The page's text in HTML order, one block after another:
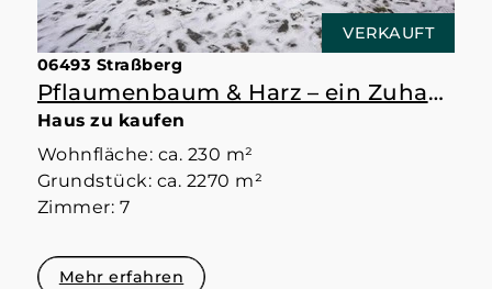
VERKAUFT
06493 Straßberg
Pflaumenbaum & Harz – ein Zuhause mit Raum
Haus zu kaufen
Wohnfläche: ca. 230 m²
Grundstück: ca. 2270 m²
Zimmer: 7
Mehr erfahren